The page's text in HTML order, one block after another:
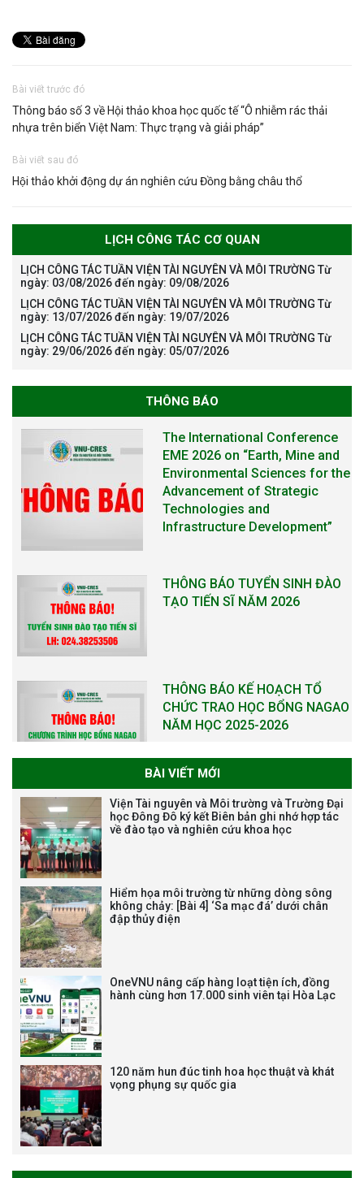
Bài viết trước đó
Thông báo số 3 về Hội thảo khoa học quốc tế “Ô nhiễm rác thải
nhựa trên biển Việt Nam: Thực trạng và giải pháp”
Bài viết sau đó
Hội thảo khởi động dự án nghiên cứu Đồng bằng châu thổ
LỊCH CÔNG TÁC CƠ QUAN
LỊCH CÔNG TÁC TUẦN VIỆN TÀI NGUYÊN VÀ MÔI TRƯỜNG Từ
ngày: 03/08/2026 đến ngày: 09/08/2026
LỊCH CÔNG TÁC TUẦN VIỆN TÀI NGUYÊN VÀ MÔI TRƯỜNG Từ
ngày: 13/07/2026 đến ngày: 19/07/2026
LỊCH CÔNG TÁC TUẦN VIỆN TÀI NGUYÊN VÀ MÔI TRƯỜNG Từ
ngày: 29/06/2026 đến ngày: 05/07/2026
THÔNG BÁO
The International Conference
EME 2026 on “Earth, Mine and
Environmental Sciences for the
Advancement of Strategic
Technologies and
Infrastructure Development”
THÔNG BÁO TUYỂN SINH ĐÀO
TẠO TIẾN SĨ NĂM 2026
THÔNG BÁO KẾ HOẠCH TỔ
CHỨC TRAO HỌC BỔNG NAGAO
NĂM HỌC 2025-2026
THƯ CẢM ƠN LỄ KỶ NIỆM 40
NĂM XÂY DỰNG VÀ PHÁT TRIỂN
VIỆN (1985-2025) VÀ ĐÓN
vị trí việc làm chức danh nghề
nghiệp chuyên môn dùng
Bảo vệ luận án tiến sĩ của NCS
BÀI VIẾT MỚI
Viện Tài nguyên và Môi trường và Trường Đại
học Đông Đô ký kết Biên bản ghi nhớ hợp tác
về đào tạo và nghiên cứu khoa học
Hiểm họa môi trường từ những dòng sông
không chảy: [Bài 4] ‘Sa mạc đá’ dưới chân
đập thủy điện
OneVNU nâng cấp hàng loạt tiện ích, đồng
hành cùng hơn 17.000 sinh viên tại Hòa Lạc
120 năm hun đúc tinh hoa học thuật và khát
vọng phụng sự quốc gia